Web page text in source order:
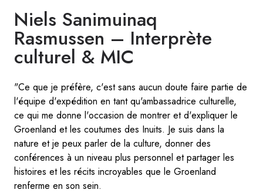
Niels Sanimuinaq
Rasmussen – Interprète
culturel & MIC
"Ce que je préfère, c'est sans aucun doute faire partie de
l'équipe d'expédition en tant qu'ambassadrice culturelle,
ce qui me donne l'occasion de montrer et d'expliquer le
Groenland et les coutumes des Inuits. Je suis dans la
nature et je peux parler de la culture, donner des
conférences à un niveau plus personnel et partager les
histoires et les récits incroyables que le Groenland
renferme en son sein.